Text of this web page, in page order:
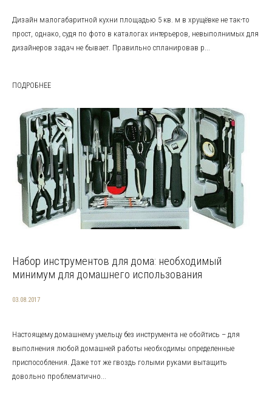
Дизайн малогабаритной кухни площадью 5 кв. м в хрущёвке не так-то
прост, однако, судя по фото в каталогах интерьеров, невыполнимых для
дизайнеров задач не бывает. Правильно спланировав р...
ПОДРОБНЕЕ
Набор инструментов для дома: необходимый
минимум для домашнего использования
03.08.2017
Настоящему домашнему умельцу без инструмента не обойтись – для
выполнения любой домашней работы необходимы определенные
приспособления. Даже тот же гвоздь голыми руками вытащить
довольно проблематично...